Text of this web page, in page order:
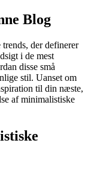
Blog
der definerer
i de mest
disse små
stil. Uanset om
til din næste,
af minimalistiske